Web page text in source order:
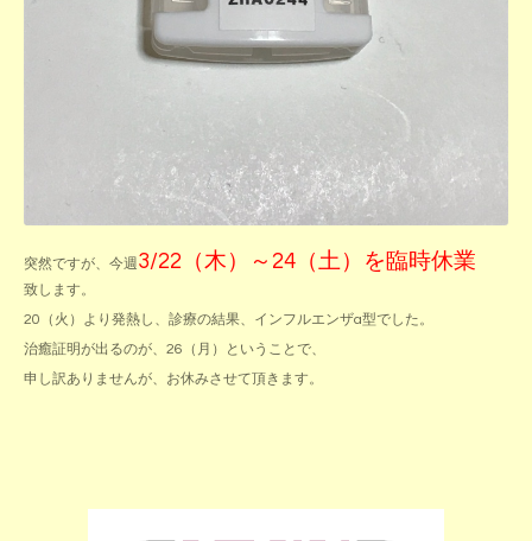
突然ですが、今週3/22（木）～24（土）を臨時休業
致します。
20（火）より発熱し、診療の結果、インフルエンザa型でした。
治癒証明が出るのが、26（月）ということで、
申し訳ありませんが、お休みさせて頂きます。